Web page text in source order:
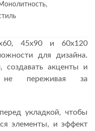
45х90 и 60х120
для дизайна.
акценты и
не переживая за
укладкой, чтобы
элементы, и эффект